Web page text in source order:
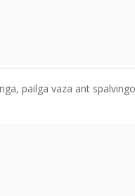
pailga vaza ant